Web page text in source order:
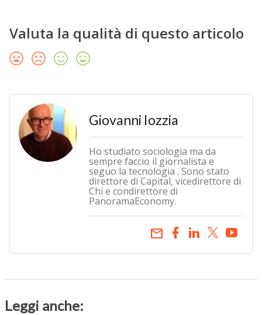
Valuta la qualità di questo articolo
Giovanni Iozzia
Ho studiato sociologia ma da
sempre faccio il giornalista e
seguo la tecnologia . Sono stato
direttore di Capital, vicedirettore di
Chi e condirettore di
PanoramaEconomy.
email
Leggi anche: